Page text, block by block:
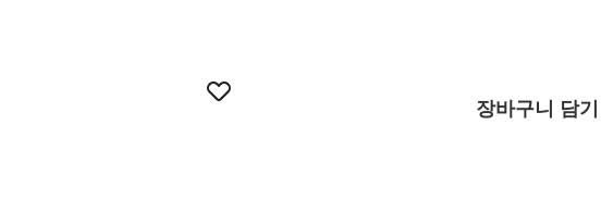
장바구니 담기